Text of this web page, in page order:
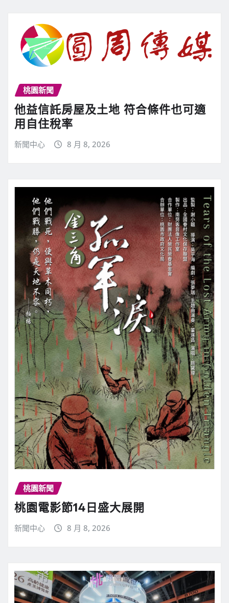
桃園新聞
他益信託房屋及土地 符合條件也可適
用自住稅率
新聞中心 8 月 8, 2026
桃園新聞
桃園電影節14日盛大展開
新聞中心 8 月 8, 2026